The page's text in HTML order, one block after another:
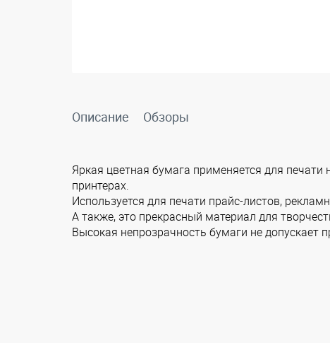
Описание Обзоры
Яркая цветная бумага применяется для
принтерах.
Используется для печати прайс-листов,
А также, это прекрасный материал для
Высокая непрозрачность бумаги не допускает